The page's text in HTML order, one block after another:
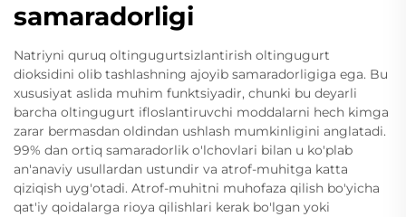
samaradorligi
Natriyni quruq oltingugurtsizlantirish oltingugurt
dioksidini olib tashlashning ajoyib samaradorligiga ega. Bu
xususiyat aslida muhim funktsiyadir, chunki bu deyarli
barcha oltingugurt ifloslantiruvchi moddalarni hech kimga
zarar bermasdan oldindan ushlash mumkinligini anglatadi.
99% dan ortiq samaradorlik o'lchovlari bilan u ko'plab
an'anaviy usullardan ustundir va atrof-muhitga katta
qiziqish uyg'otadi. Atrof-muhitni muhofaza qilish bo'yicha
qat'iy qoidalarga rioya qilishlari kerak bo'lgan yoki